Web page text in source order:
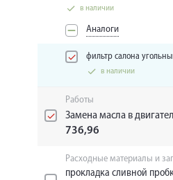
в наличии
Аналоги
фильтр салона
в наличии
Работы
Замена масла в
736,96
Расходные материалы и
прокладка сливной